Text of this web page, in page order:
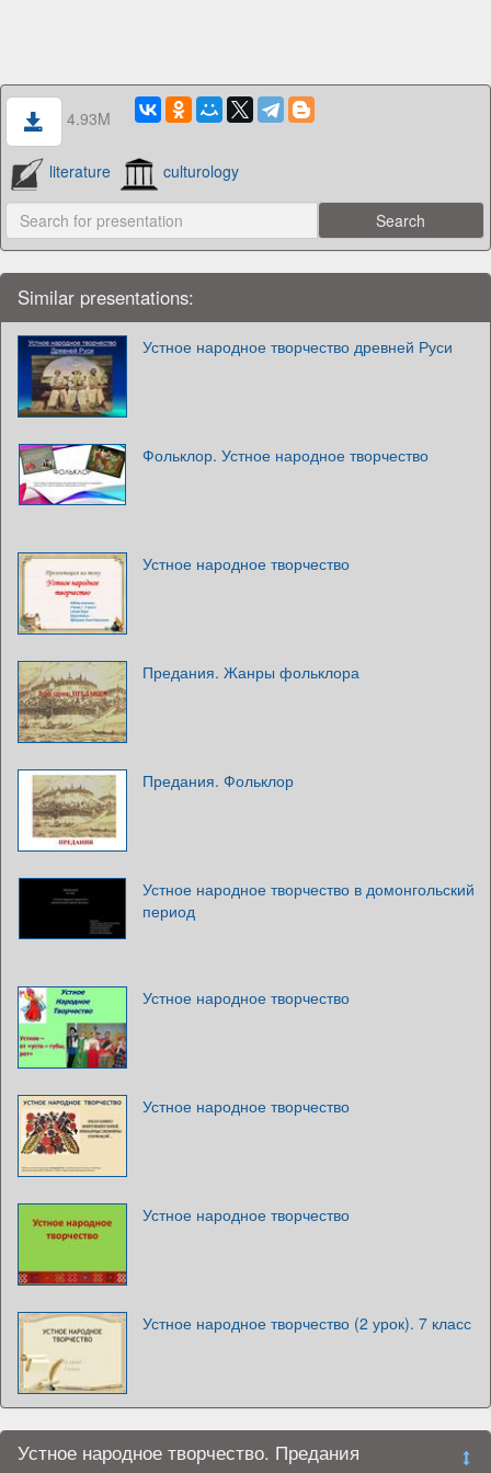
4.93M
literature culturology
Similar presentations:
Устное народное творчество древней Руси
Фольклор. Устное народное творчество
Устное народное творчество
Предания. Жанры фольклора
Предания. Фольклор
Устное народное творчество в домонгольский
период
Устное народное творчество
Устное народное творчество
Устное народное творчество
Устное народное творчество (2 урок). 7 класс
Устное народное творчество. Предания